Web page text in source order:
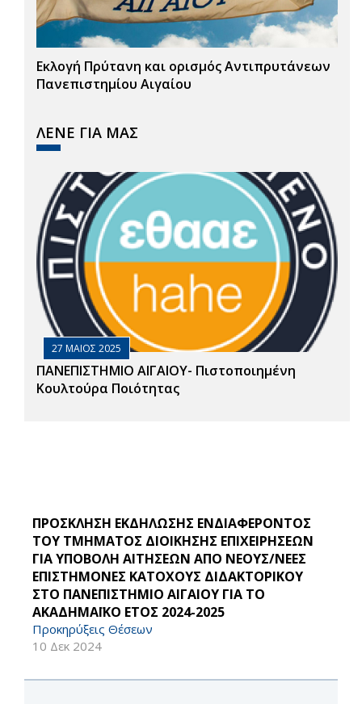
Εκλογή Πρύτανη και ορισμός Αντιπρυτάνεων
Πανεπιστημίου Αιγαίου
ΛΕΝΕ ΓΙΑ ΜΑΣ
27 ΜΑΙΟΣ 2025
ΠΑΝΕΠΙΣΤΗΜΙΟ ΑΙΓΑΙΟΥ- Πιστοποιημένη
Κουλτούρα Ποιότητας
ΠΡΟΣΚΛΗΣΗ ΕΚΔΗΛΩΣΗΣ ΕΝΔΙΑΦΕΡΟΝΤΟΣ
ΤΟΥ ΤΜΗΜΑΤΟΣ ΔΙΟΙΚΗΣΗΣ ΕΠΙΧΕΙΡΗΣΕΩΝ
ΓΙΑ ΥΠΟΒΟΛΗ ΑΙΤΗΣΕΩΝ ΑΠΟ ΝΕΟΥΣ/ΝΕΕΣ
ΕΠΙΣΤΗΜΟΝΕΣ ΚΑΤΟΧΟΥΣ ΔΙΔΑΚΤΟΡΙΚΟΥ
ΣΤΟ ΠΑΝΕΠΙΣΤΗΜΙΟ ΑΙΓΑΙΟΥ ΓΙΑ ΤΟ
ΑΚΑΔΗΜΑΪΚΟ ΕΤΟΣ 2024-2025
Προκηρύξεις Θέσεων
10 Δεκ 2024